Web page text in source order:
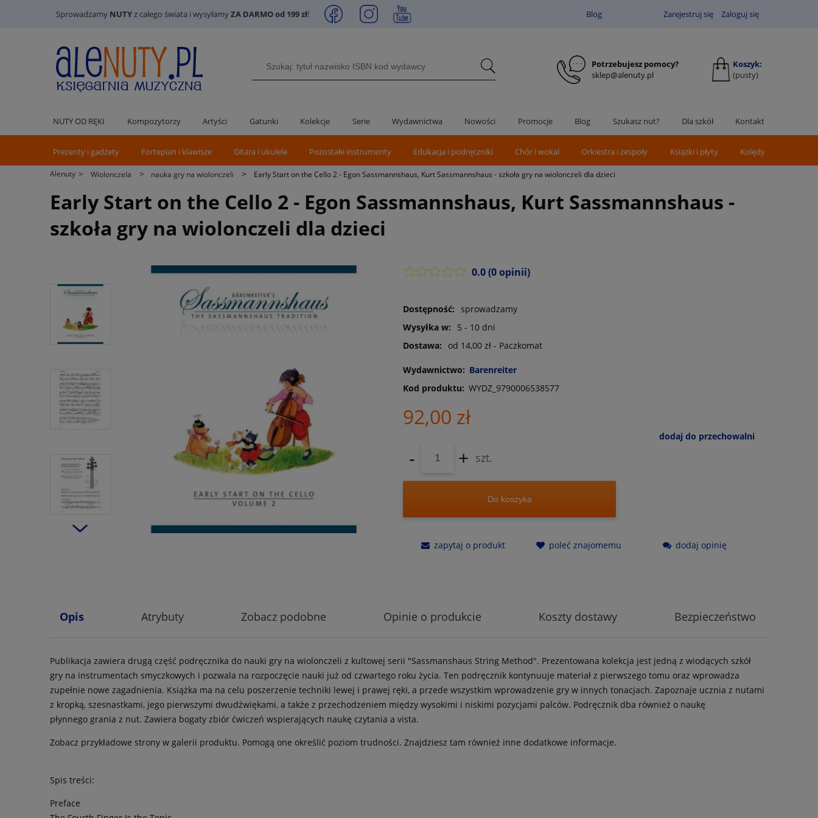
Sprowadzamy NUTYz całego świata i wysyłamyZA DARMO od 199 zł! Blog Zarejestruj się Zaloguj się
Potrzebujesz pomocy?
sklep@alenuty.pl
Koszyk:
(pusty)
NUTY OD RĘKI Kompozytorzy Artyści Gatunki Kolekcje Serie Wydawnictwa Nowości Promocje Blog Szukasz nut? Dla szkół Kontakt
Prezenty i gadżety Fortepian i klawisze Gitara i ukulele Pozostałe instrumenty Edukacja i podręczniki Chór i wokal Orkiestra i zespoły Książki i płyty Kolędy
Alenuty > Wiolonczela > nauka gry na wiolonczeli > Early Start on the Cello 2 - Egon Sassmannshaus, Kurt Sassmannshaus - szkoła gry na wiolonczeli dla dzieci
Early Start on the Cello 2 - Egon Sassmannshaus, Kurt Sassmannshaus -
szkoła gry na wiolonczeli dla dzieci
0.0(0 opinii)
Dostępność:
sprowadzamy
Wysyłka w:
5 - 10 dni
Dostawa:
od 14,00 zł - Paczkomat
Wydawnictwo: Barenreiter
Kod produktu: WYDZ_9790006538577
92,00 zł
dodaj do przechowalni
- + szt.
Do koszyka
zapytaj o produkt poleć znajomemu dodaj opinię
Opis Atrybuty Zobacz podobne Opinie o produkcie Koszty dostawy Bezpieczeństwo
Publikacja zawiera drugą część podręcznika do nauki gry na wiolonczeli z kultowej serii "Sassmanshaus String Method". Prezentowana kolekcja jest jedną z wiodących szkół
gry na instrumentach smyczkowych i pozwala na rozpoczęcie nauki już od czwartego roku życia. Ten podręcznik kontynuuje materiał z pierwszego tomu oraz wprowadza
zupełnie nowe zagadnienia. Książka ma na celu poszerzenie techniki lewej i prawej ręki, a przede wszystkim wprowadzenie gry w innych tonacjach. Zapoznaje ucznia z nutami
z kropką, szesnastkami, jego pierwszymi dwudźwiękami, a także z przechodzeniem między wysokimi i niskimi pozycjami palców. Podręcznik dba również o naukę
płynnego grania z nut. Zawiera bogaty zbiór ćwiczeń wspierających naukę czytania a vista.
Zobacz przykładowe strony w galerii produktu. Pomogą one określić poziom trudności. Znajdziesz tam również inne dodatkowe informacje.
Spis treści:
Preface